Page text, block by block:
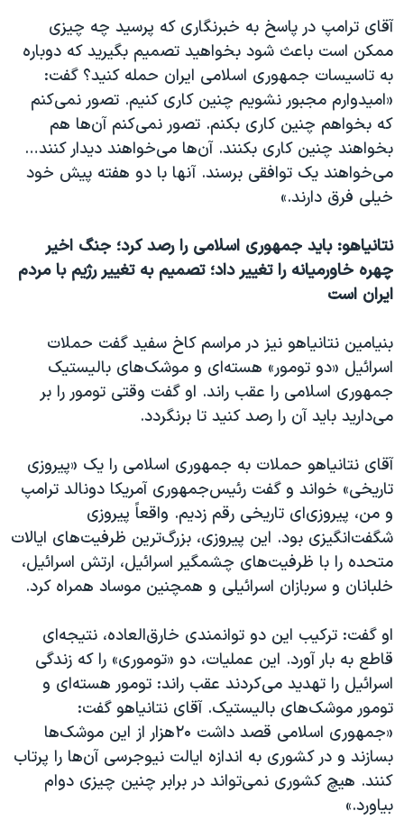
آقای ترامپ در پاسخ به خبرنگاری که پرسید چه چیزی
ممکن است باعث شود بخواهید تصمیم بگیرید که دوباره
به تاسیسات جمهوری اسلامی ایران حمله کنید؟ گفت:
«امیدوارم مجبور نشویم چنین کاری کنیم. تصور نمی‌کنم
که بخواهم چنین کاری بکنم. تصور نمی‌کنم آن‌ها هم
بخواهند چنین کاری بکنند. آن‌ها می‌خواهند دیدار کنند…
می‌خواهند یک توافقی برسند. آنها با دو هفته پیش خود
خیلی فرق دارند.»
نتانیاهو: باید جمهوری اسلامی را رصد کرد؛ جنگ اخیر
چهره خاورمیانه را تغییر داد؛ تصمیم به تغییر رژیم با مردم
ایران است
بنیامین نتانیاهو نیز در مراسم کاخ سفید گفت حملات
اسرائيل «دو تومور» هسته‌‌ای و موشک‌های بالیستیک
جمهوری اسلامی را عقب راند. او گفت وقتی تومور را بر
می‌دارید باید آن را رصد کنید تا برنگردد.
آقای نتانیاهو حملات به جمهوری اسلامی را یک «پیروزی
تاریخی» خواند و گفت رئیس‌جمهوری آمریکا دونالد ترامپ
و من، پیروزی‌ای تاریخی رقم زدیم. واقعاً پیروزی
شگفت‌انگیزی بود. این پیروزی، بزرگ‌ترین ظرفیت‌های ایالات
متحده را با ظرفیت‌های چشمگیر اسرائیل، ارتش اسرائیل،
خلبانان و سربازان اسرائیلی و همچنین موساد همراه کرد.
او گفت: ترکیب این دو توانمندی خارق‌العاده، نتیجه‌ای
قاطع به بار آورد. این عملیات، دو «توموری» را که زندگی
اسرائیل را تهدید می‌کردند عقب راند: تومور هسته‌ای و
تومور موشک‌های بالیستیک. آقای نتانیاهو گفت:
«جمهوری اسلامی قصد داشت ۲۰هزار از این موشک‌ها
بسازند و در کشوری به اندازه ایالت نیوجرسی آن‌ها را پرتاب
کنند. هیچ کشوری نمی‌تواند در برابر چنین چیزی دوام
بیاورد.»